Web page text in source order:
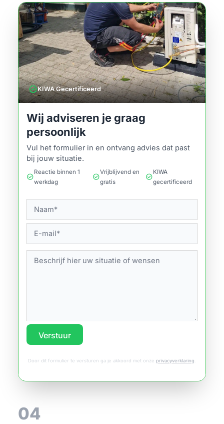
verifiedKIWA Gecertificeerd
Wij adviseren je graag
persoonlijk
Vul het formulier in en ontvang advies dat past
bij jouw situatie.
check_circle
Reactie binnen 1
werkdag
check_circle
Vrijblijvend en
gratis
check_circle
KIWA
gecertificeerd
Verstuur
Door dit formulier te versturen ga je akkoord met onze privacyverklaring.
04